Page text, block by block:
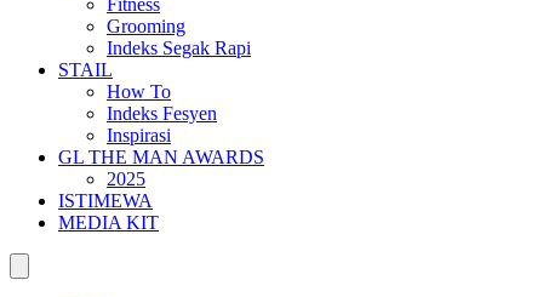
Fitness
Grooming
Indeks Segak Rapi
STAIL
How To
Indeks Fesyen
Inspirasi
GL THE MAN AWARDS
2025
ISTIMEWA
MEDIA KIT